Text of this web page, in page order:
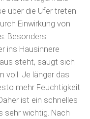
über die Ufer treten.
Einwirkung von
Besonders
ins Hausinnere
steht, saugt sich
voll. Je länger das
mehr Feuchtigkeit
ist ein schnelles
sehr wichtig. Nach